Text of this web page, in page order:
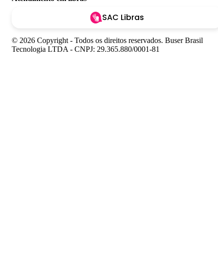
SAC Libras
© 2026 Copyright - Todos os direitos reservados. Buser Brasil
Tecnologia LTDA - CNPJ: 29.365.880/0001-81